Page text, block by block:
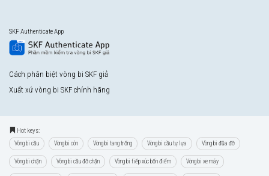
SKF Authenticate App
Cách phân biệt vòng bi SKF giả
Xuất xứ vòng bi SKF chính hãng
Hot keys:
Vòng bi cầu Vòng bi côn Vòng bi tang trống Vòng bi cầu tự lựa Vòng bi đũa đỡ
Vòng bi chặn Vòng bi cầu đỡ chặn Vòng bi tiếp xúc bốn điểm Vòng bi xe máy